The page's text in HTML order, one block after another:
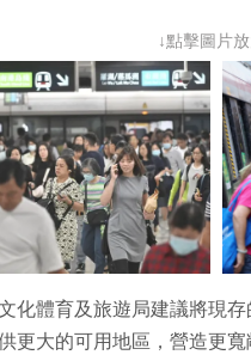
↓點擊圖片
化體育及旅遊局建議將現
更大的可用地區，營造更